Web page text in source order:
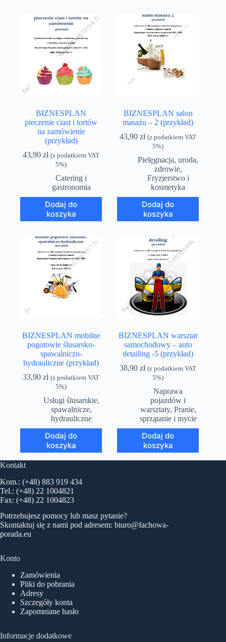
BIZNESPLAN
pieczenie ciast i tortów
na zamówienie
(przykład)
43,90zł (z podatkiem VAT
5%)
Catering i
gastronomia
Dodaj do
koszyka
BIZNESPLAN salon
masażu – 2 (przykład)
43,90zł (z podatkiem VAT
5%)
Pielęgnacja, uroda,
zdrowie,
Fryzjerstwo i
kosmetyka
Dodaj do
koszyka
BIZNESPLAN mobilne
pogotowie ślusarsko-
spawalniczo-
hydrauliczne (przykład)
33,90zł (z podatkiem VAT
5%)
Usługi ślusarskie,
spawalnicze,
hydrauliczne
Dodaj do
koszyka
BIZNESPLAN warsztat
samochodowy – auto
detailing -5 (przykład)
38,90zł (z podatkiem VAT
5%)
Naprawa
pojazdów i
warsztaty, Pranie,
sprzątanie i mycie
Dodaj do
koszyka
Kontakt
Kom.: (+48) 883 919 434
Tel.: (+48) 22 1004821
Fax: (+48) 22 1004823
Potrzebujesz pomocy lub masz pytanie?
Skontaktuj się z nami pod adresem: biuro@fachowa-
porada.eu
Konto
Zamówienia
Pliki do pobrania
Adresy
Szczegóły konta
Zapomniane hasło
Informacje dodatkowe